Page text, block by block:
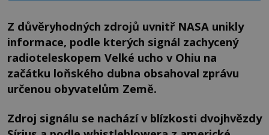
Z důvěryhodných zdrojů uvnitř NASA unikly
informace, podle kterých signál zachycený
radioteleskopem Velké ucho v Ohiu na
začátku loňského dubna obsahoval zprávu
určenou obyvatelům Země.
Zdroj signálu se nachází v blízkosti dvojhvězdy